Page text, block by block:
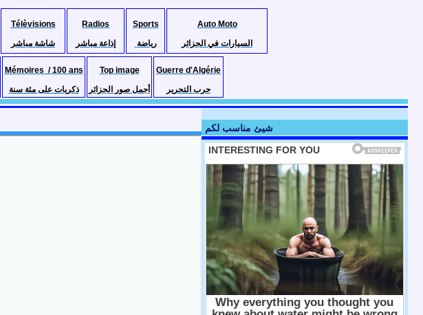
Télèvisions
شاشة مباشر
Radios
إذاعة مباشر
Sports
رياضة
Auto Moto
السيارات في الجزائر
Mémoires / 100 ans
ذكريات على مئة سنة
Top image
أجمل صور الجزائر
Guerre d'Algérie
حرب التحرير
شيئ مناسب لكم